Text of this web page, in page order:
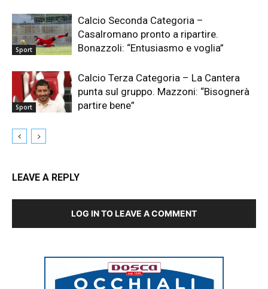
Sport
Calcio Seconda Categoria –
Casalromano pronto a ripartire.
Bonazzoli: “Entusiasmo e voglia”
Sport
Calcio Terza Categoria – La Cantera
punta sul gruppo. Mazzoni: “Bisognerà
partire bene”
LEAVE A REPLY
LOG IN TO LEAVE A COMMENT